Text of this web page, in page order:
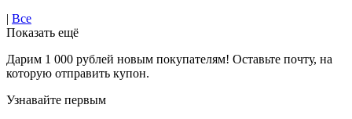
| Все
Показать ещё
Дарим 1 000 рублей новым покупателям! Оставьте почту, на
которую отправить купон.
Узнавайте первым